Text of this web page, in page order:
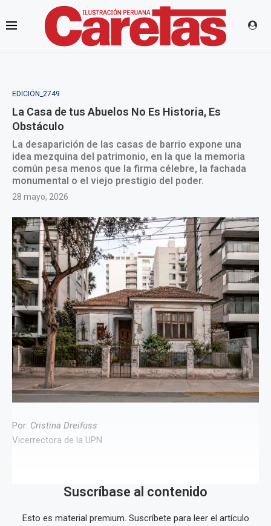
EDICIÓN_2749
La Casa de tus Abuelos No Es Historia, Es
Obstáculo
La desaparición de las casas de barrio expone una
idea mezquina del patrimonio, en la que la memoria
común pesa menos que la firma célebre, la fachada
monumental o el viejo prestigio del poder.
28 mayo, 2026
Por: Cristina Dreifuss
Vicerrectora de la UPN
Suscríbase al contenido
Esto es material premium. Suscríbete para leer el artículo